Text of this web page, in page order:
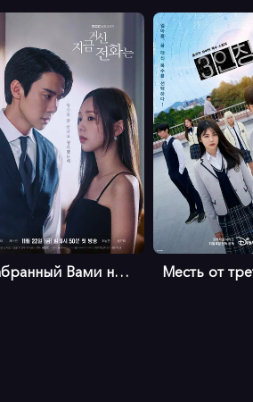
Набранный Вами номер